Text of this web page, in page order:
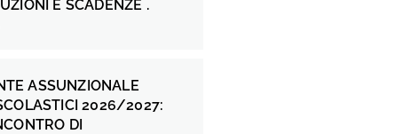
E SCADENZE .
ASSUNZIONALE
2026/2027:
DI